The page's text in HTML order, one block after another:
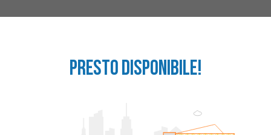
Presto disponibile!